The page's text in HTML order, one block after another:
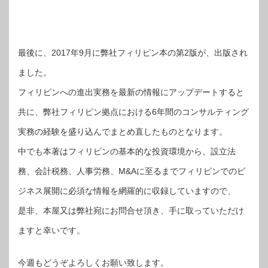
最後に、2017年9月に弊社フィリピン本の第2版が、出版され
ました。
フィリピンへの進出実務を最新の情報にアップデートすると
共に、弊社フィリピン拠点における6年間のコンサルティング
実務の経験を盛り込んでまとめ直したものとなります。
中でも本著はフィリピンの基本的な投資環境から、設立法
務、会計税務、人事労務、M&Aに至るまでフィリピンでのビ
ジネス展開に必須な情報を網羅的に収録していますので、
是非、本屋又は弊社宛にお問合せ頂き、手に取っていただけ
ますと幸いです。
今週もどうぞよろしくお願い致します。